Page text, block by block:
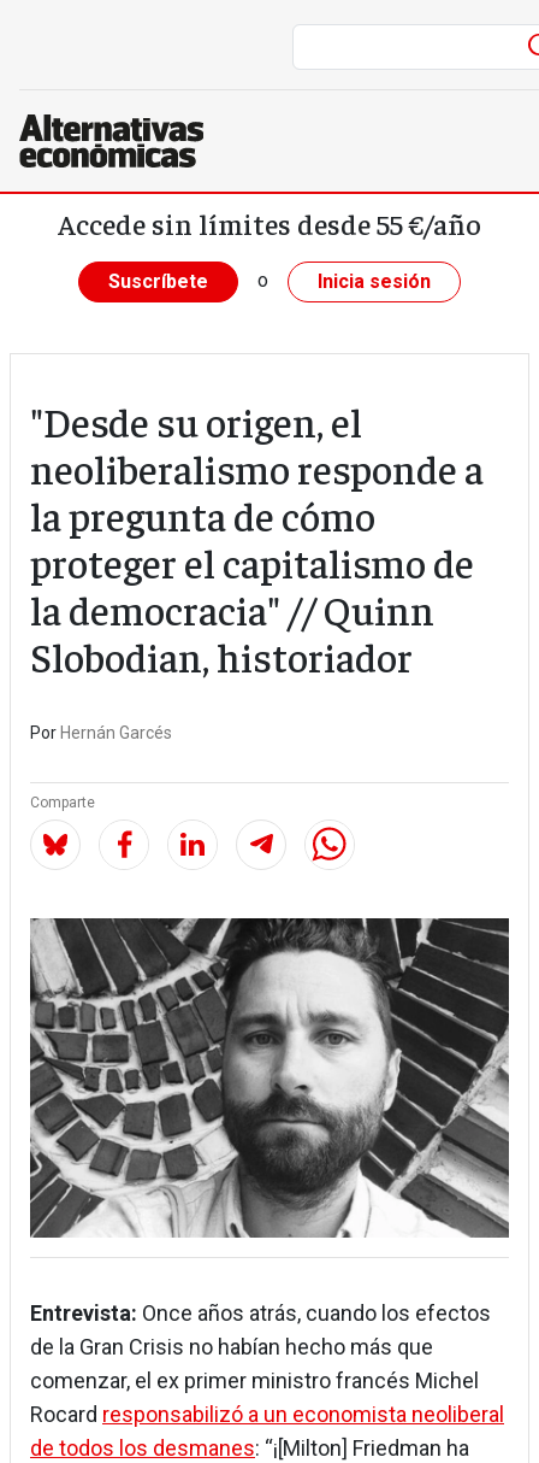
Pasar al contenido principal
Accede sin límites desde 55 €/año
Suscríbete o Inicia sesión
"Desde su origen, el
neoliberalismo responde a
la pregunta de cómo
proteger el capitalismo de
la democracia" // Quinn
Slobodian, historiador
Por Hernán Garcés
Comparte
Entrevista: Once años atrás, cuando los efectos
de la Gran Crisis no habían hecho más que
comenzar, el ex primer ministro francés Michel
Rocard responsabilizó a un economista neoliberal
de todos los desmanes: “¡[Milton] Friedman ha